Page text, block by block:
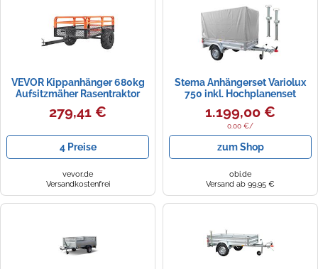
Zündkerzen
Navi Taschen
Navigationsgeräte
Navigationssoftware
Powercaps
Winterreifen
VEVOR Kippanhänger 680kg
Aufsitzmäher Rasentraktor
Kippbar ATV UTV Anhänger
279,41 €
4 Preise
vevor.de
Versandkostenfrei
Stema Anhängerset Variolux
750 inkl. Hochplanenset
1.199,00 €
0.00 €/
zum Shop
obi.de
Versand ab 99,95 €